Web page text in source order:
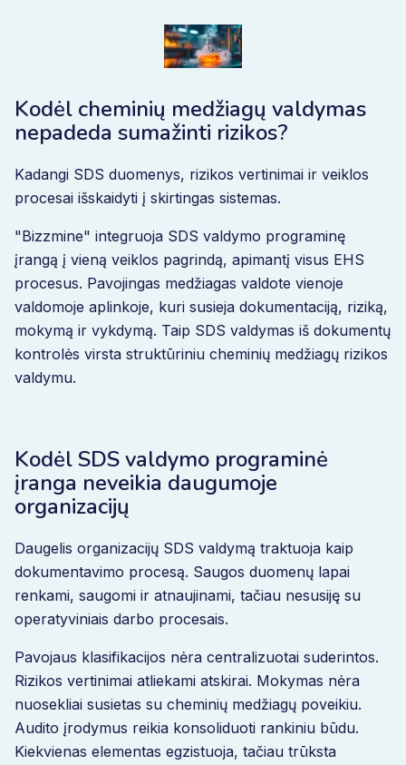
Kodėl cheminių medžiagų valdymas
nepadeda sumažinti rizikos?
Kadangi SDS duomenys, rizikos vertinimai ir veiklos
procesai išskaidyti į skirtingas sistemas.
"Bizzmine" integruoja SDS valdymo programinę
įrangą į vieną veiklos pagrindą, apimantį visus EHS
procesus. Pavojingas medžiagas valdote vienoje
valdomoje aplinkoje, kuri susieja dokumentaciją, riziką,
mokymą ir vykdymą. Taip SDS valdymas iš dokumentų
kontrolės virsta struktūriniu cheminių medžiagų rizikos
valdymu.
Kodėl SDS valdymo programinė
įranga neveikia daugumoje
organizacijų
Daugelis organizacijų SDS valdymą traktuoja kaip
dokumentavimo procesą. Saugos duomenų lapai
renkami, saugomi ir atnaujinami, tačiau nesusiję su
operatyviniais darbo procesais.
Pavojaus klasifikacijos nėra centralizuotai suderintos.
Rizikos vertinimai atliekami atskirai. Mokymas nėra
nuosekliai susietas su cheminių medžiagų poveikiu.
Audito įrodymus reikia konsoliduoti rankiniu būdu.
Kiekvienas elementas egzistuoja, tačiau trūksta